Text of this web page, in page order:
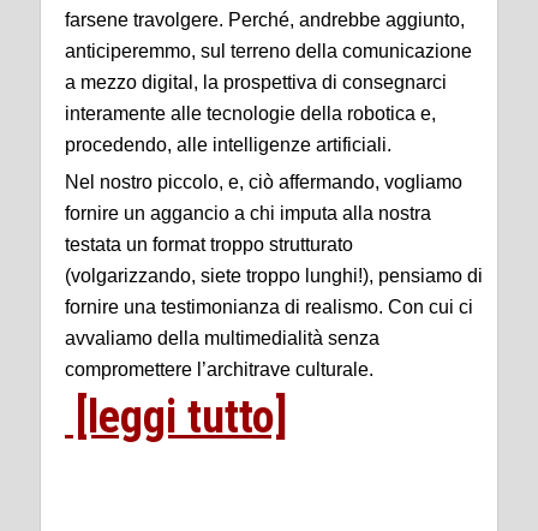
farsene travolgere. Perché, andrebbe aggiunto,
anticiperemmo, sul terreno della comunicazione
a mezzo digital, la prospettiva di consegnarci
interamente alle tecnologie della robotica e,
procedendo, alle intelligenze artificiali.
Nel nostro piccolo, e, ciò affermando, vogliamo
fornire un aggancio a chi imputa alla nostra
testata un format troppo strutturato
(volgarizzando, siete troppo lunghi!), pensiamo di
fornire una testimonianza di realismo. Con cui ci
avvaliamo della multimedialità senza
compromettere l’architrave culturale.
[leggi tutto]